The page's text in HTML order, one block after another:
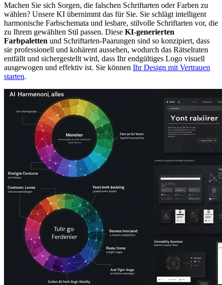
Machen Sie sich Sorgen, die falschen Schriftarten oder Farben zu
wählen? Unsere KI übernimmt das für Sie. Sie schlägt intelligent
harmonische Farbschemata und lesbare, stilvolle Schriftarten vor, die
zu Ihrem gewählten Stil passen. Diese KI-generierten
Farbpaletten und Schriftarten-Paarungen sind so konzipiert, dass
sie professionell und kohärent aussehen, wodurch das Rätselraten
entfällt und sichergestellt wird, dass Ihr endgültiges Logo visuell
ausgewogen und effektiv ist. Sie können Ihr Design mit Vertrauen
starten.